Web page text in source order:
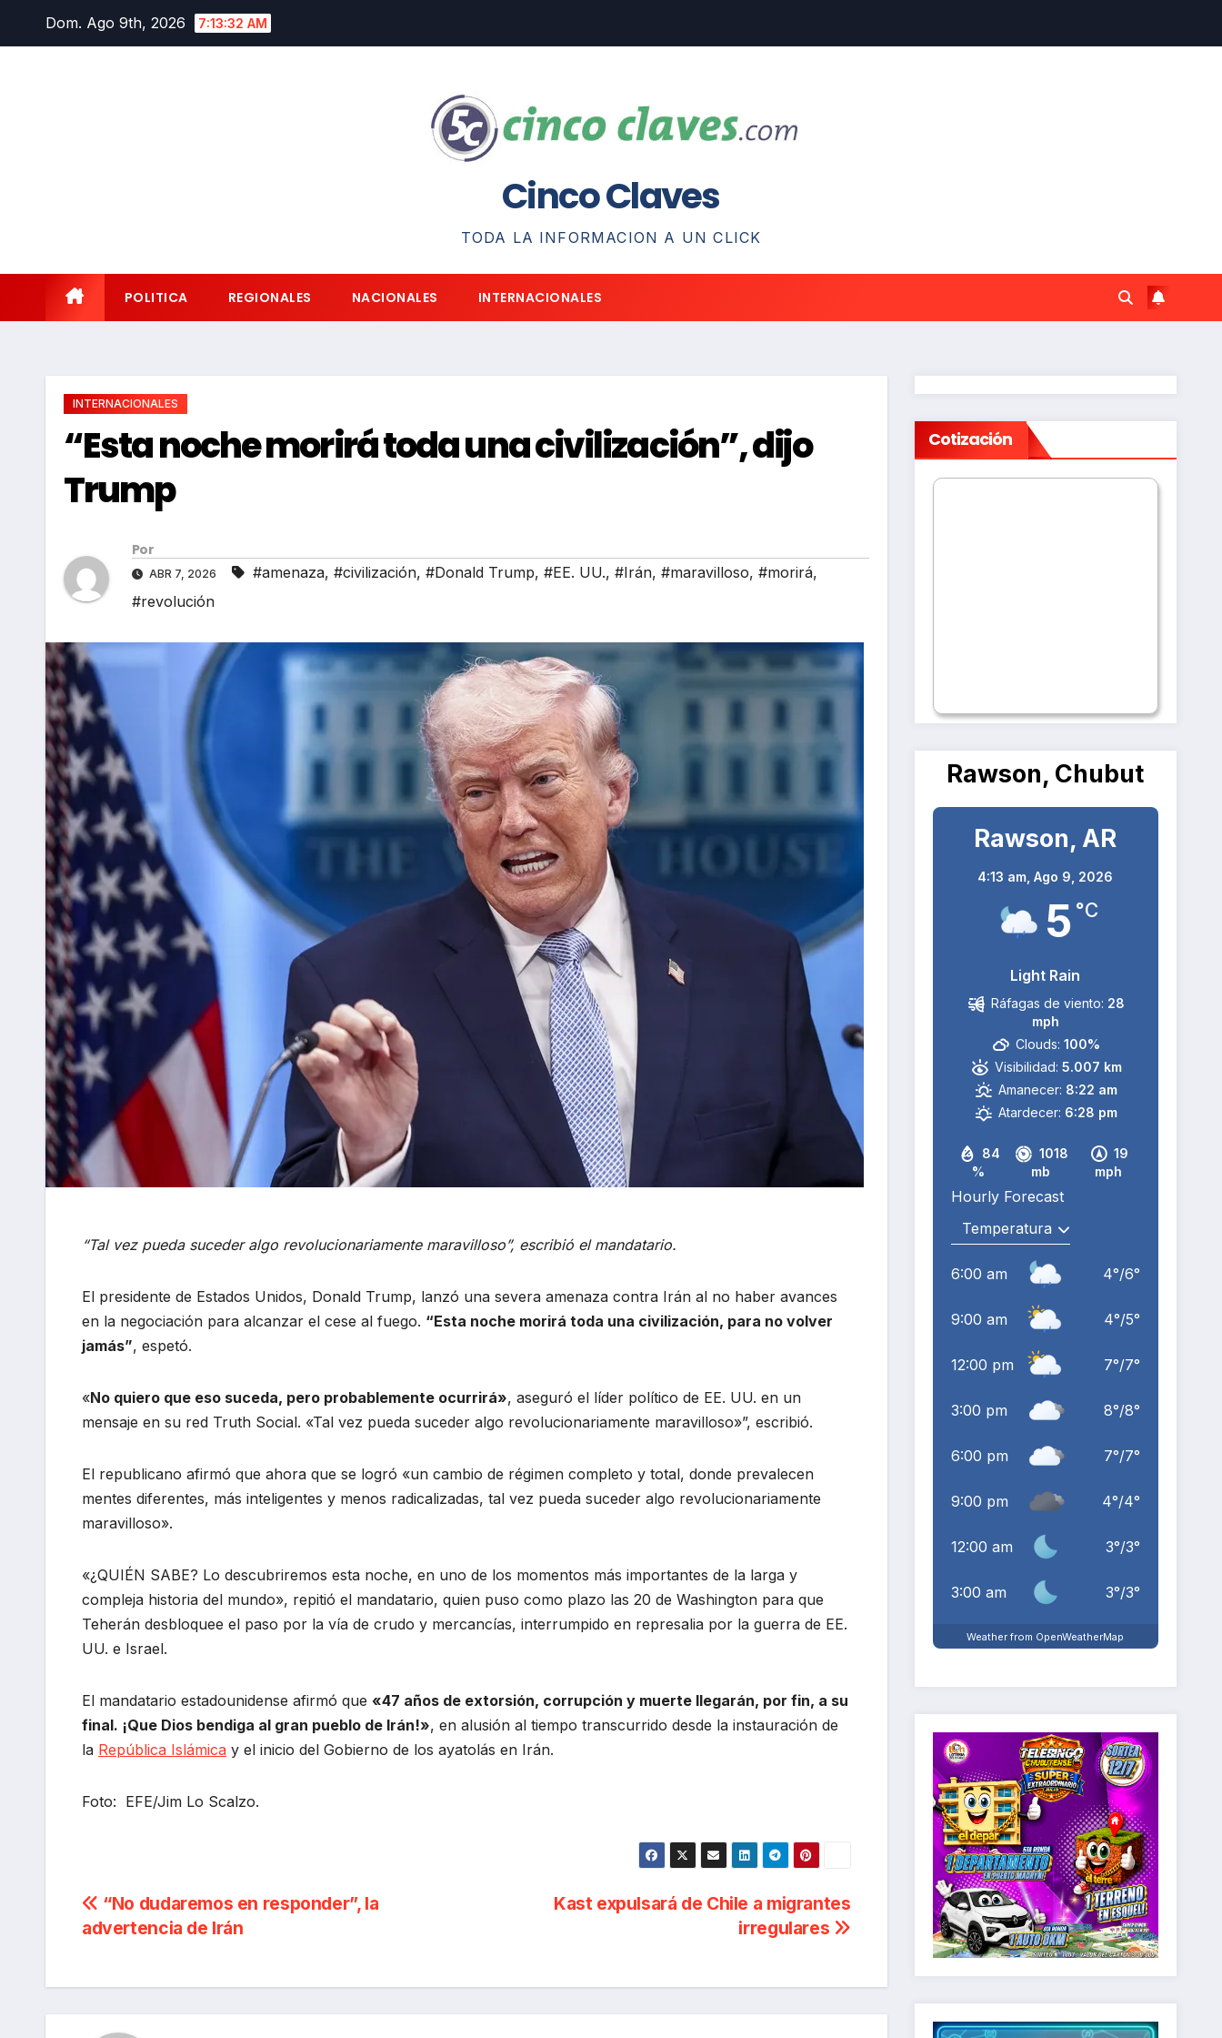
Dom. Ago 9th, 2026 7:13:33 AM
Cinco Claves
TODA LA INFORMACION A UN CLICK
POLITICA REGIONALES NACIONALES INTERNACIONALES
INTERNACIONALES
“Esta noche morirá toda una civilización”, dijo
Trump
Por
ABR 7, 2026 #amenaza, #civilización, #Donald Trump, #EE. UU., #Irán, #maravilloso, #morirá,
#revolución
“Tal vez pueda suceder algo revolucionariamente maravilloso”, escribió el mandatario.
El presidente de Estados Unidos, Donald Trump, lanzó una severa amenaza contra Irán al no haber avances
en la negociación para alcanzar el cese al fuego. “Esta noche morirá toda una civilización, para no volver
jamás”, espetó.
«No quiero que eso suceda, pero probablemente ocurrirá», aseguró el líder político de EE. UU. en un
mensaje en su red Truth Social. «Tal vez pueda suceder algo revolucionariamente maravilloso»”, escribió.
El republicano afirmó que ahora que se logró «un cambio de régimen completo y total, donde prevalecen
mentes diferentes, más inteligentes y menos radicalizadas, tal vez pueda suceder algo revolucionariamente
maravilloso».
«¿QUIÉN SABE? Lo descubriremos esta noche, en uno de los momentos más importantes de la larga y
compleja historia del mundo», repitió el mandatario, quien puso como plazo las 20 de Washington para que
Teherán desbloquee el paso por la vía de crudo y mercancías, interrumpido en represalia por la guerra de EE.
UU. e Israel.
El mandatario estadounidense afirmó que «47 años de extorsión, corrupción y muerte llegarán, por fin, a su
final. ¡Que Dios bendiga al gran pueblo de Irán!», en alusión al tiempo transcurrido desde la instauración de
la República Islámica y el inicio del Gobierno de los ayatolás en Irán.
Foto: EFE/Jim Lo Scalzo.
Navegación
de
entradas
Kast expulsará de Chile a migrantes
irregulares
“No dudaremos en responder”, la
advertencia de Irán
Cotización
Rawson, Chubut
Rawson, AR
4:13 am,Ago 9, 2026
5 °C
Light Rain
84
%
1018
mb
19
mph
Ráfagas de viento: 28
mph
Clouds: 100%
Visibilidad: 5.007 km
Amanecer: 8:22 am
Atardecer: 6:28 pm
Hourly Forecast
6:00 am 4°/6°
9:00 am 4°/5°
12:00 pm 7°/7°
3:00 pm 8°/8°
6:00 pm 7°/7°
9:00 pm 4°/4°
12:00 am 3°/3°
3:00 am 3°/3°
Weather from OpenWeatherMap